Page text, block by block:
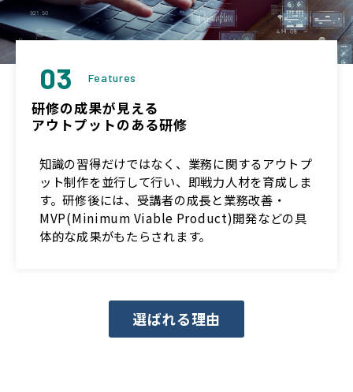
03 Features
研修の成果が見える
アウトプットのある研修
知識の習得だけではなく、業務に関するアウトプ
ット制作を並行して行い、即戦力人材を育成しま
す。研修後には、受講者の成長と業務改善・
MVP(Minimum Viable Product)開発などの具
体的な成果がもたらされます。
選ばれる理由